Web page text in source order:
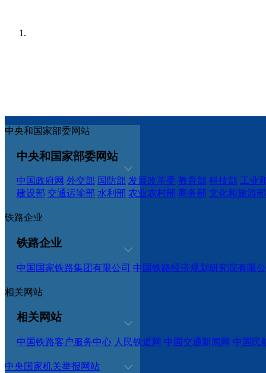
中央和国家部委网站
中央和国家部委网站
中国政府网 外交部 国防部 发展改革委 教育部 科技部 工业
建设部 交通运输部 水利部 农业农村部 商务部 文化和旅游部
铁路企业
铁路企业
中国国家铁路集团有限公司 中国铁路经济规划研究院有限
相关网站
相关网站
中国铁路客户服务中心 人民铁道网 中国交通新闻网 中国民
中央国家机关举报网站